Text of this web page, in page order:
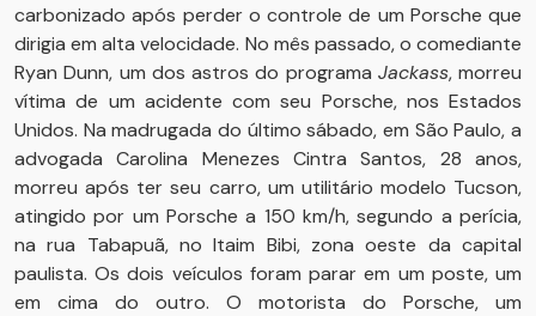
carbonizado após perder o controle de um Porsche que
dirigia em alta velocidade. No mês passado, o comediante
Ryan Dunn, um dos astros do programa Jackass, morreu
vítima de um acidente com seu Porsche, nos Estados
Unidos. Na madrugada do último sábado, em São Paulo, a
advogada Carolina Menezes Cintra Santos, 28 anos,
morreu após ter seu carro, um utilitário modelo Tucson,
atingido por um Porsche a 150 km/h, segundo a perícia,
na rua Tabapuã, no Itaim Bibi, zona oeste da capital
paulista. Os dois veículos foram parar em um poste, um
em cima do outro. O motorista do Porsche, um